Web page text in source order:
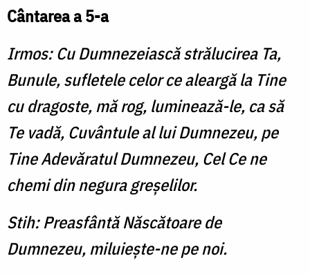
Cântarea a 5-a
Irmos: Cu Dumnezeiască strălucirea Ta,
Bunule, sufletele celor ce aleargă la Tine
cu dragoste, mă rog, luminează-le, ca să
Te vadă, Cuvântule al lui Dumnezeu, pe
Tine Adevăratul Dumnezeu, Cel Ce ne
chemi din negura greşelilor.
Stih: Preasfântă Născătoare de
Dumnezeu, miluieşte-ne pe noi.